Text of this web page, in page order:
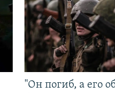
"Он погиб, а его